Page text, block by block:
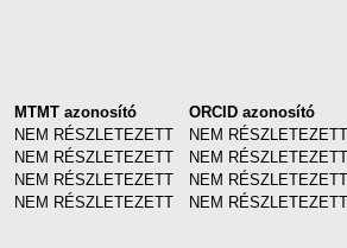
MTMT azonosító ORCID azonosító
NEM RÉSZLETEZETT NEM RÉSZLETEZETT
NEM RÉSZLETEZETT NEM RÉSZLETEZETT
NEM RÉSZLETEZETT NEM RÉSZLETEZETT
NEM RÉSZLETEZETT NEM RÉSZLETEZETT